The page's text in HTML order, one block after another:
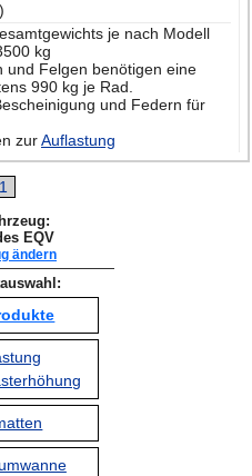
je nach Modell
kg
und Felgen benötigen eine
990 kg je Rad.
und Federn für
zurAuflastung
1
EQV
ändern